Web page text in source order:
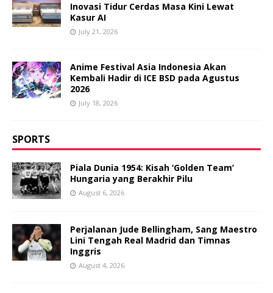
Inovasi Tidur Cerdas Masa Kini Lewat
Kasur AI
July 21, 2026
Anime Festival Asia Indonesia Akan
Kembali Hadir di ICE BSD pada Agustus
2026
July 18, 2026
SPORTS
Piala Dunia 1954: Kisah ‘Golden Team’
Hungaria yang Berakhir Pilu
August 6, 2026
Perjalanan Jude Bellingham, Sang Maestro
Lini Tengah Real Madrid dan Timnas
Inggris
August 4, 2026